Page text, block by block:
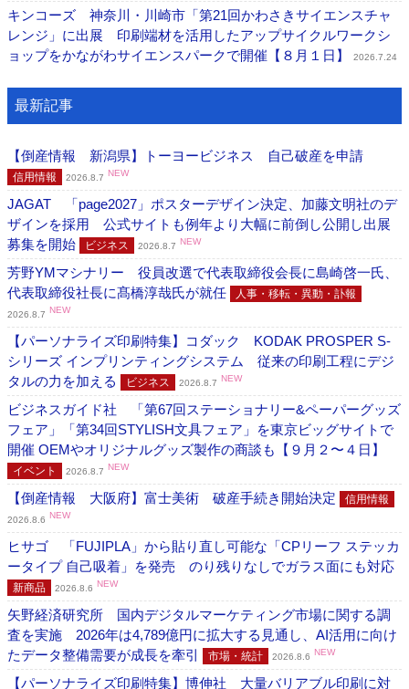
キンコーズ 神奈川・川崎市「第21回かわさきサイエンスチャ
レンジ」に出展 印刷端材を活用したアップサイクルワークシ
ョップをかながわサイエンスパークで開催【８月１日】
2026.7.24
最新記事
【倒産情報 新潟県】トーヨービジネス 自己破産を申請
信用情報 2026.8.7 NEW
JAGAT 「page2027」ポスターデザイン決定、加藤文明社のデ
ザインを採用 公式サイトも例年より大幅に前倒し公開し出展
募集を開始
ビジネス 2026.8.7 NEW
芳野YMマシナリー 役員改選で代表取締役会長に島崎啓一氏、
代表取締役社長に髙橋淳哉氏が就任
人事・移転・異動・訃報
2026.8.7 NEW
【パーソナライズ印刷特集】コダック KODAK PROSPER S-
シリーズ インプリンティングシステム 従来の印刷工程にデジ
タルの力を加える
ビジネス 2026.8.7 NEW
ビジネスガイド社 「第67回ステーショナリー&ペーパーグッズ
フェア」「第34回STYLISH文具フェア」を東京ビッグサイトで
開催 OEMやオリジナルグッズ製作の商談も【９月２〜４日】
イベント 2026.8.7 NEW
【倒産情報 大阪府】富士美術 破産手続き開始決定 信用情報
2026.8.6 NEW
ヒサゴ 「FUJIPLA」から貼り直し可能な「CPリーフ ステッカ
ータイプ 自己吸着」を発売 のり残りなしでガラス面にも対応
新商品 2026.8.6 NEW
矢野経済研究所 国内デジタルマーケティング市場に関する調
査を実施 2026年は4,789億円に拡大する見通し、AI活用に向け
たデータ整備需要が成長を牽引
市場・統計 2026.8.6 NEW
【パーソナライズ印刷特集】博伸社 大量バリアブル印刷に対